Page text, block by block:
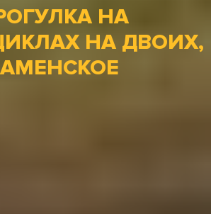
НА
НА ДВОИХ,